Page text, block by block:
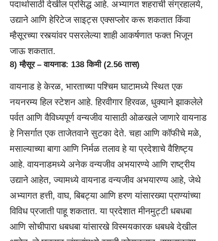
पदार्थासाठी देखील प्रसिद्ध आहे. अभ्यागत शहराची संग्रहालये,
उद्याने आणि हेरिटेज साइट्स एक्सप्लोर करू शकतात किंवा
म्हैसूरच्या रस्त्यांवर पसरलेल्या शाही आकर्षणात फक्त भिजून
जाऊ शकतात.
8) म्हैसूर – वायनाड: 138 किमी (2.56 तास)
वायनाड हे केरळ, भारताच्या पश्चिम घाटामध्ये स्थित एक
नयनरम्य हिल स्टेशन आहे. हिरवीगार हिरवळ, धुक्याने झाकलेले
पर्वत आणि वैविध्यपूर्ण वन्यजीव यासाठी ओळखले जाणारे वायनाड
हे निसर्गात एक ताजेतवाने सुटका देते. चहा आणि कॉफीचे मळे,
मसाल्याच्या बागा आणि निर्मळ तलाव हे या प्रदेशाचे वैशिष्ट्य
आहे. वायनाडमध्ये अनेक वन्यजीव अभयारण्ये आणि राष्ट्रीय
उद्याने आहेत, ज्यामध्ये वायनाड वन्यजीव अभयारण्य आहे, जेथे
अभ्यागत हत्ती, वाघ, बिबट्या आणि हरण यांसारख्या प्राण्यांच्या
विविध प्रजाती पाहू शकतात. या प्रदेशात मीनमुट्टी धबधबा
आणि सोचीपारा धबधबा यांसारखे विस्मयकारक धबधबे देखील